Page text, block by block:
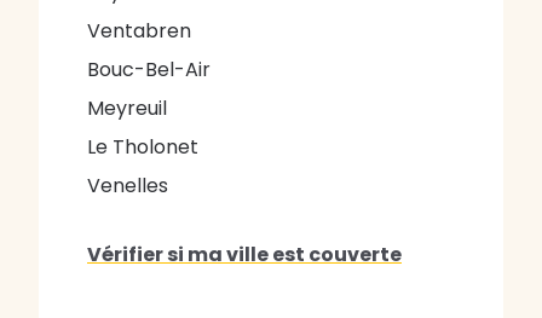
Ventabren
Bouc-Bel-Air
Meyreuil
Le Tholonet
Venelles
Vérifier si ma ville est couverte